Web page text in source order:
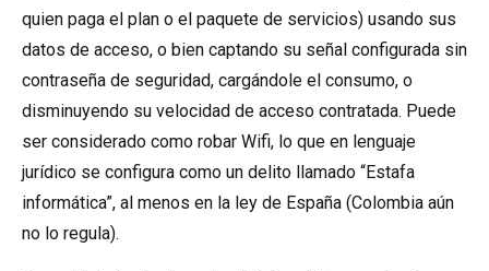
quien paga el plan o el paquete de servicios) usando sus
datos de acceso, o bien captando su señal configurada sin
contraseña de seguridad, cargándole el consumo, o
disminuyendo su velocidad de acceso contratada. Puede
ser considerado como robar Wifi, lo que en lenguaje
jurídico se configura como un delito llamado “Estafa
informática”, al menos en la ley de España (Colombia aún
no lo regula).